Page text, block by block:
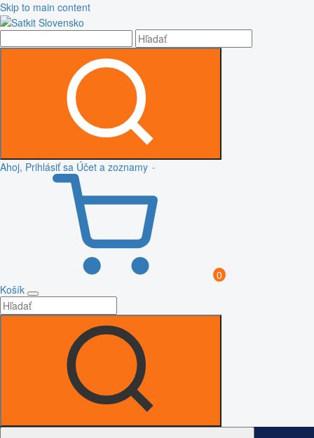
Skip to main content
Ahoj, Prihlásiť sa Účet a zoznamy
0
Košík